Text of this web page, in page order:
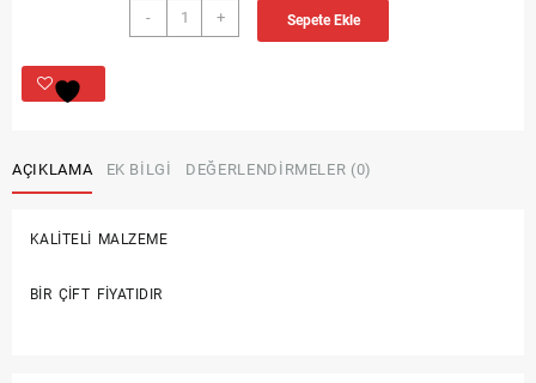
-
KLASİK
OTOMOBİL
adet
+ Sepete Ekle
AÇIKLAMA EK BILGI DEĞERLENDIRMELER (0)
KALİTELİ MALZEME
BİR ÇİFT FİYATIDIR